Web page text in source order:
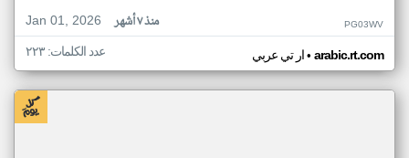
Jan 01, 2026
منذ ٧ أشهر PG03WV
ار تي عربي• arabic.rt.com عدد الكلمات: ٢٢٣